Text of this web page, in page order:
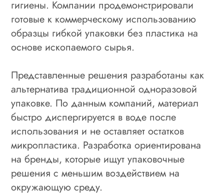
гигиены. Компании продемонстрировали
готовые к коммерческому использованию
образцы гибкой упаковки без пластика на
основе ископаемого сырья.
Представленные решения разработаны как
альтернатива традиционной одноразовой
упаковке. По данным компаний, материал
быстро диспергируется в воде после
использования и не оставляет остатков
микропластика. Разработка ориентирована
на бренды, которые ищут упаковочные
решения с меньшим воздействием на
окружающую среду.